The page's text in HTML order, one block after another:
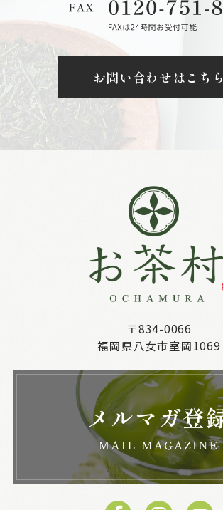
お問い合わせはこちら
〒834-0066
福岡県八女市室岡1069